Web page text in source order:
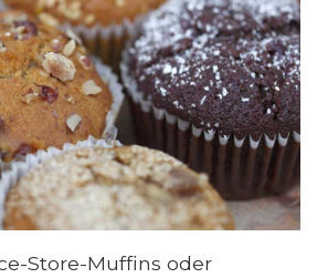
Store-Muffins oder